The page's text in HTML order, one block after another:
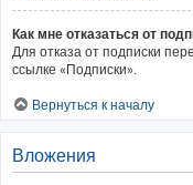
Как мне отказаться от
Для отказа от подписки
ссылке «Подписки».
Вернуться к началу
Вложения